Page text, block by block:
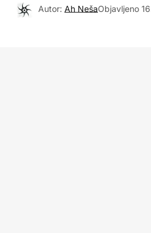
Autor: Ah NešaObjavljeno